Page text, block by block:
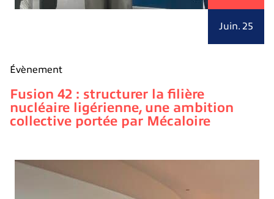
Juin. 25
Évènement
Fusion 42 : structurer la filière
nucléaire ligérienne, une ambition
collective portée par Mécaloire